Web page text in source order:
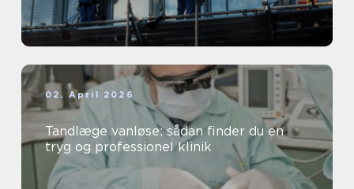
02. April 2026
Tandlæge vanløse: sådan finder du en
tryg og professionel klinik